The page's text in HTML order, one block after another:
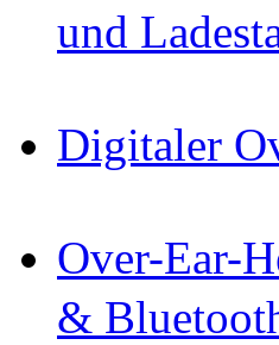
und
Digitaler
Over-Ear-
&